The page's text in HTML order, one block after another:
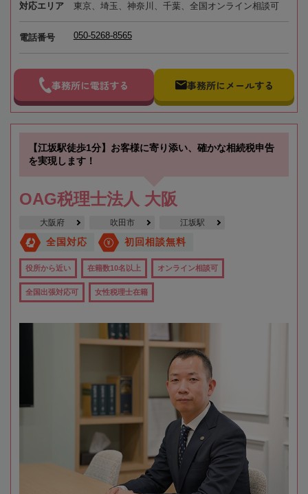
対応エリア 東京、埼玉、神奈川、千葉、全国オンライン相談可
電話番号 050-5268-8565
事務所に電話する 事務所にメールする
【江坂駅徒歩1分】お客様に寄り添い、確かな相続税申告
を実現します！
OAG税理士法人 大阪
大阪府 吹田市 江坂駅
全国対応 初回相談無料
役所から近い 在籍数10名以上 オンライン相談可
全国出張対応可 女性税理士在籍